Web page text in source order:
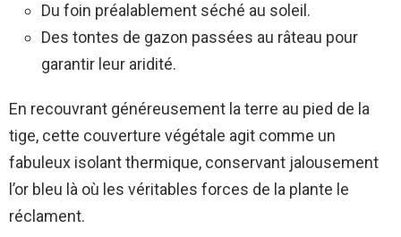
Du foin préalablement séché au soleil.
Des tontes de gazon passées au râteau pour
garantir leur aridité.
En recouvrant généreusement la terre au pied de la
tige, cette couverture végétale agit comme un
fabuleux isolant thermique, conservant jalousement
l’or bleu là où les véritables forces de la plante le
réclament.